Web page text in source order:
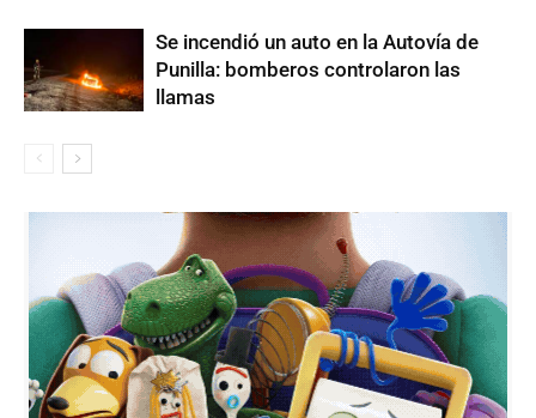
Se incendió un auto en la Autovía de
Punilla: bomberos controlaron las
llamas